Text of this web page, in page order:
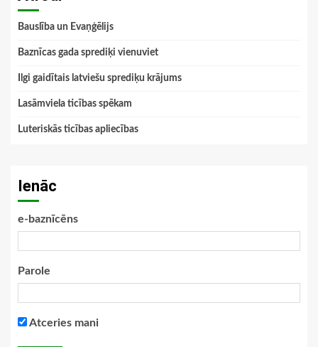
Bauslība un Evaņģēlijs
Baznīcas gada sprediķi vienuviet
Ilgi gaidītais latviešu sprediķu krājums
Lasāmviela ticības spēkam
Luteriskās ticības apliecības
Ienāc
e-baznīcēns
Parole
Atceries mani